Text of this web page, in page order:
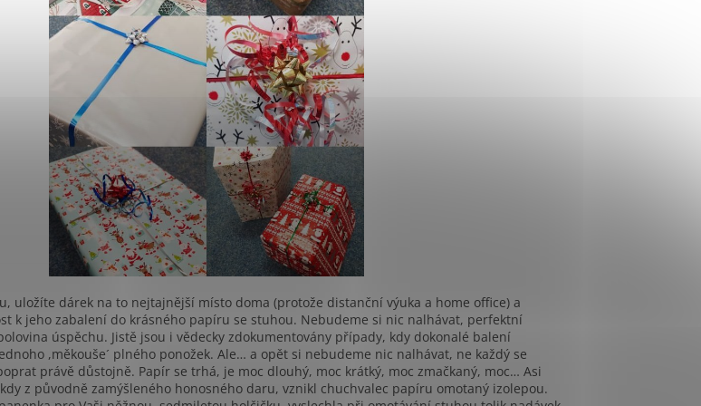
uložíte dárek na to nejtajnější místo doma (protože distanční výuka a home office) a
k jeho zabalení do krásného papíru se stuhou. Nebudeme si nic nalhávat, perfektní
úspěchu. Jistě jsou i vědecky zdokumentovány případy, kdy dokonalé balení
,měkouše´ plného ponožek. Ale… a opět si nebudeme nic nalhávat, ne každý se
právě důstojně. Papír se trhá, je moc dlouhý, moc krátký, moc zmačkaný, moc… Asi
z původně zamýšleného honosného daru, vznikl chuchvalec papíru omotaný izolepou.